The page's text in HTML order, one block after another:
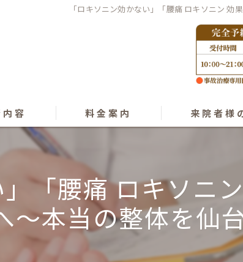
「ロキソニン効かない」「腰痛 ロキソニン
容
クティック
シー
う･気功整体
料金案内 来院者様
」「腰痛 ロキソニ
〜本当の整体を仙